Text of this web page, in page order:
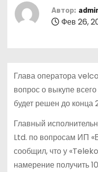
Автор:
Фев 26,
Глава оператора
вопрос о выкупе
будет решен до конца
Главный
Ltd. по вопросам ИП
сообщил, что у
намерение получить